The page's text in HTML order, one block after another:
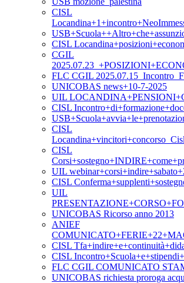
CISL
CISL
CGIL
FLC CGIL
UNICOBAS news+10-7-2025
UIL
CISL
CISL
CISL
UIL
CISL
UIL
UNICOBAS Ricorso anno 2013
ANIEF
CISL
CISL
FLC CGIL COMUNICATO
UNICOBAS richiesta proroga